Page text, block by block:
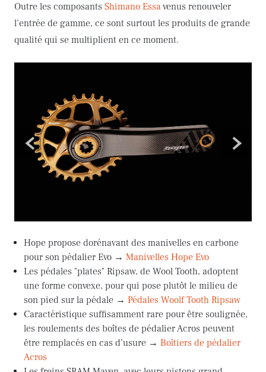
Outre les composants Shimano Essavenus renouveler
l’entrée de gamme, ce sont surtout les produits de grande
qualité qui se multiplient en ce moment.
< >
Hope propose dorénavant des manivelles en carbone
pour son pédalier Evo → Manivelles Hope Evo
Les pédales "plates" Ripsaw, de Wool Tooth, adoptent
une forme convexe, pour qui pose plutôt le milieu de
son pied sur la pédale → Pédales Woolf Tooth Ripsaw
Caractéristique suffisamment rare pour être soulignée,
les roulements des boîtes de pédalier Acros peuvent
être remplacés en cas d’usure → Boîtiers de pédalier
Acros